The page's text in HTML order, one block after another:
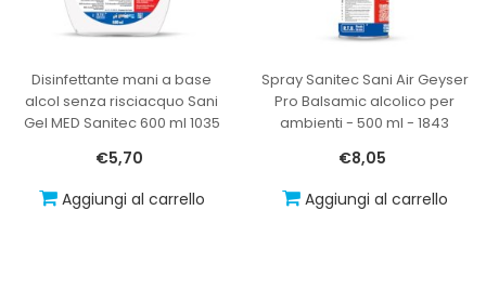
Disinfettante mani a base
alcol senza risciacquo Sani
Gel MED Sanitec 600 ml 1035
€5,70
Aggiungi al carrello
Spray Sanitec Sani Air Geyser
Pro Balsamic alcolico per
ambienti - 500 ml - 1843
€8,05
Aggiungi al carrello